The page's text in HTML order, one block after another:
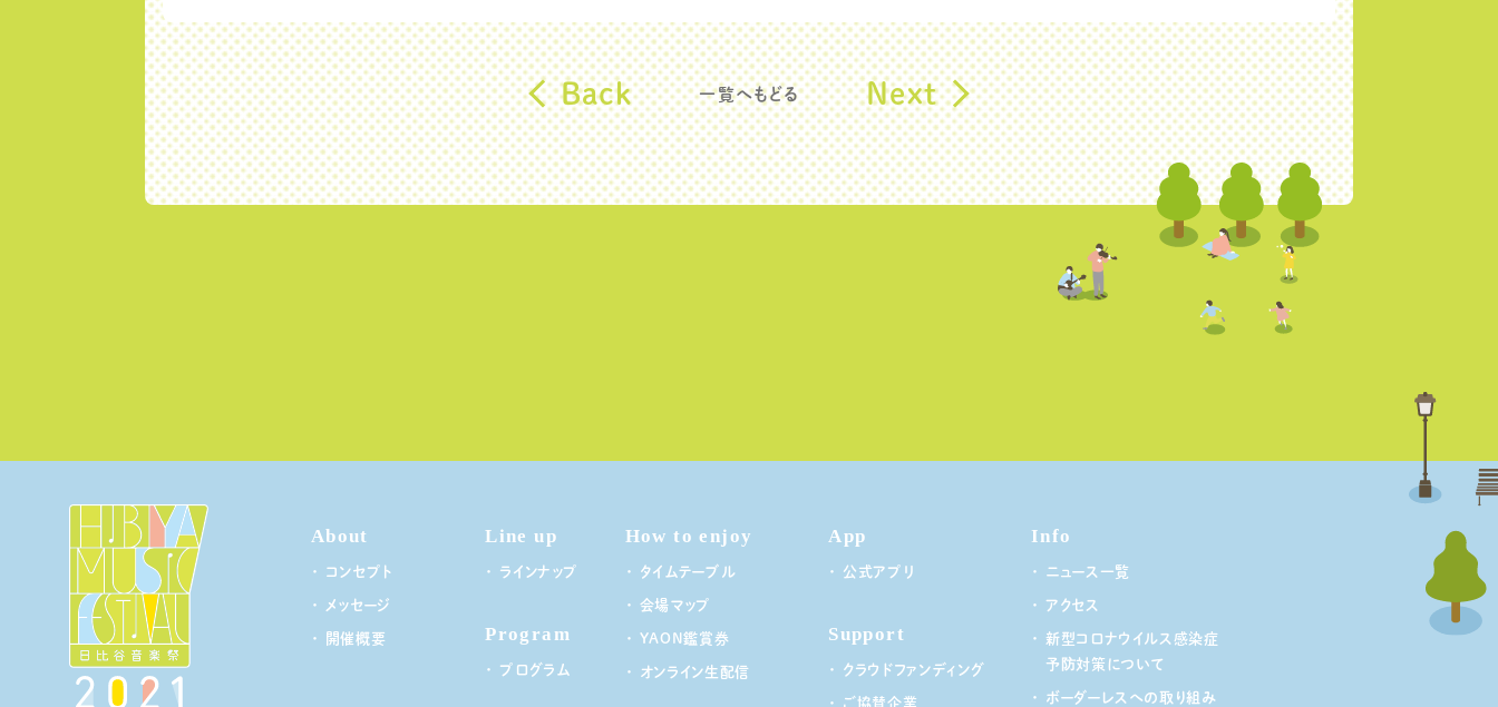
Back 一覧へもどる Next
About
コンセプト
メッセージ
開催概要
Line up
ラインナップ
Program
プログラム
How to enjoy
タイムテーブル
会場マップ
YAON鑑賞券
オンライン生配信
App
公式アプリ
Support
クラウドファンディング
ご協賛企業
Info
ニュース一覧
アクセス
新型コロナウイルス感染症
予防対策について
ボーダーレスへの取り組み